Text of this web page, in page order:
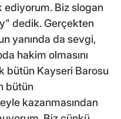
ediyorum. Biz slogan
dedik. Gerçekten
yanında da sevgi,
hakim olmasını
bütün Kayseri Barosu
bütün
kazanmasından